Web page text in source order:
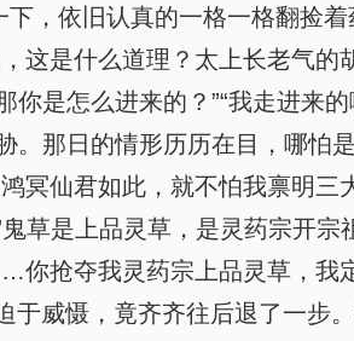
下，依旧认真的一格一格翻捡
这是什么道理？太上长老气
你是怎么进来的？”“我走进来
。那日的情形历历在目，哪
冥仙君如此，就不怕我禀明
草是上品灵草，是灵药宗开
抢夺我灵药宗上品灵草，我
威慑，竟齐齐往后退了一步